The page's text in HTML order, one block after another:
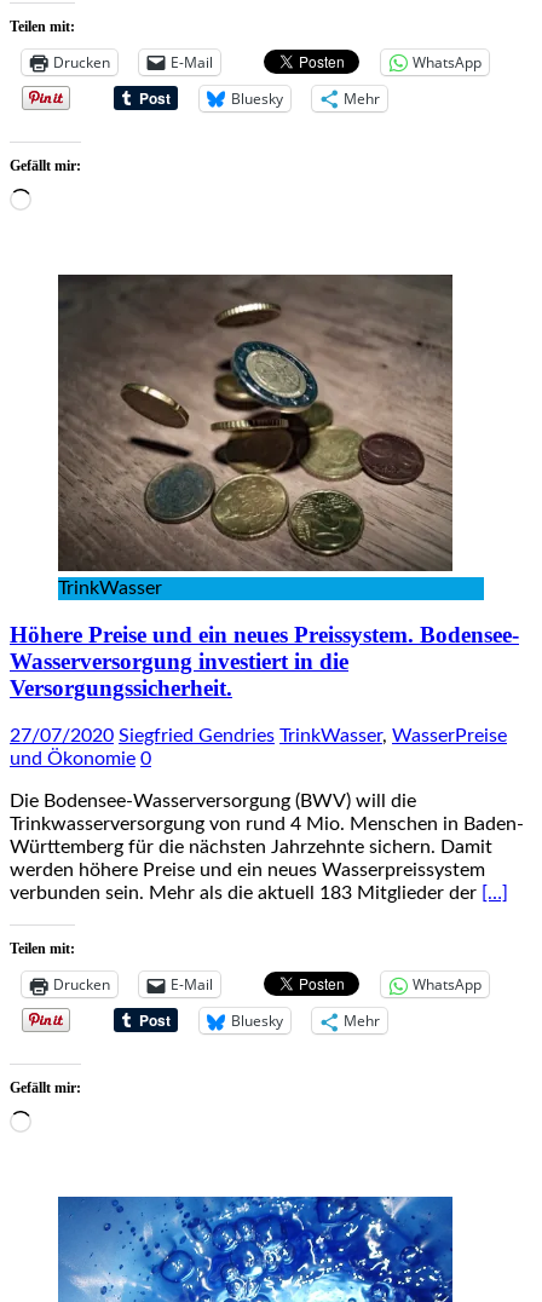
Teilen mit:
Drucken E-Mail
WhatsApp
Bluesky
Mehr
Gefällt mir:
Wird
TrinkWasser
Höhere Preise und ein neues Preissystem. Bodensee-
Wasserversorgung investiert in die
Versorgungssicherheit.
27/07/2020 Siegfried Gendries TrinkWasser, WasserPreise
und Ökonomie 0
Die Bodensee-Wasserversorgung (BWV) will die
Trinkwasserversorgung von rund 4 Mio. Menschen in Baden-
Württemberg für die nächsten Jahrzehnte sichern. Damit
werden höhere Preise und ein neues Wasserpreissystem
verbunden sein. Mehr als die aktuell 183 Mitglieder der […]
Teilen mit:
Drucken E-Mail
WhatsApp
Bluesky
Mehr
Gefällt mir:
Wird